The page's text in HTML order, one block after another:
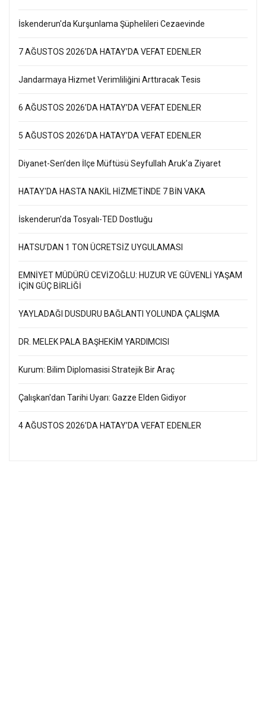
İskenderun'da Kurşunlama Şüphelileri Cezaevinde
7 AĞUSTOS 2026’DA HATAY’DA VEFAT EDENLER
Jandarmaya Hizmet Verimliliğini Arttıracak Tesis
6 AĞUSTOS 2026’DA HATAY’DA VEFAT EDENLER
5 AĞUSTOS 2026’DA HATAY’DA VEFAT EDENLER
Diyanet-Sen’den İlçe Müftüsü Seyfullah Aruk’a Ziyaret
HATAY'DA HASTA NAKİL HİZMETİNDE 7 BİN VAKA
İskenderun'da Tosyalı-TED Dostluğu
HATSU’DAN 1 TON ÜCRETSİZ UYGULAMASI
EMNİYET MÜDÜRÜ CEVİZOĞLU: HUZUR VE GÜVENLİ YAŞAM
İÇİN GÜÇ BİRLİĞİ
YAYLADAĞI DUSDURU BAĞLANTI YOLUNDA ÇALIŞMA
DR. MELEK PALA BAŞHEKİM YARDIMCISI
Kurum: Bilim Diplomasisi Stratejik Bir Araç
Çalışkan'dan Tarihi Uyarı: Gazze Elden Gidiyor
4 AĞUSTOS 2026’DA HATAY’DA VEFAT EDENLER